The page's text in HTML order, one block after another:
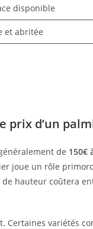
disponible
et abritée
prix d’un
de 150€
joue un rôle
hauteur coûtera
variétés